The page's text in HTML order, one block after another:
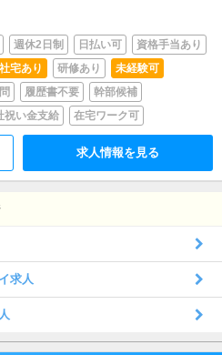
週休2日制 日払い可
資格手当あり
宅あり 研修あり
未経験可
履歴書不要
幹部候補
祝い金支給 在宅ワーク可
求人情報を見る
求人